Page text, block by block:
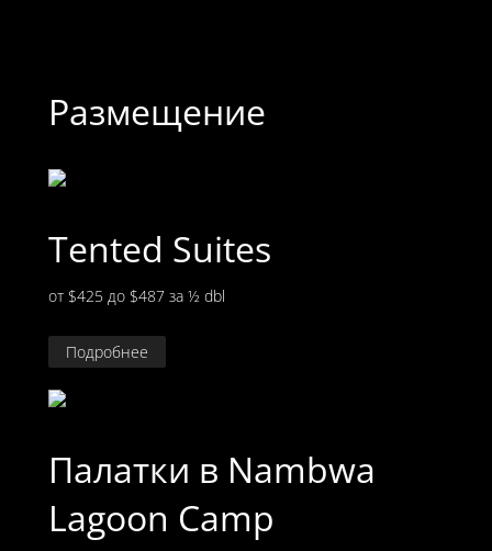
Размещение
Tented Suites
от $425 до $487 за ½ dbl
Подробнее
Палатки в Nambwa
Lagoon Camp